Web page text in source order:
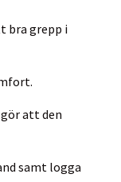
bra grepp i
att den
samt logga